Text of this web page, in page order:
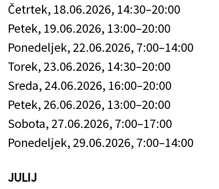
Četrtek, 18.06.2026, 14:30–20:00
Petek, 19.06.2026, 13:00–20:00
Ponedeljek, 22.06.2026, 7:00–14:00
Torek, 23.06.2026, 14:30–20:00
Sreda, 24.06.2026, 16:00–20:00
Petek, 26.06.2026, 13:00–20:00
Sobota, 27.06.2026, 7:00–17:00
Ponedeljek, 29.06.2026, 7:00–14:00
JULIJ